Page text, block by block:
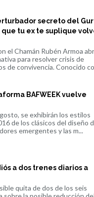
secreto del
que tu ex te suplique
el Chamán Rubén Armoa
para resolver crisis de
de convivencia. Conocido
BAFWEEK vuelve
se exhibirán los estilos
de los clásicos del diseño
emergentes y las m...
a dos trenes diarios a
quita de dos de los seis